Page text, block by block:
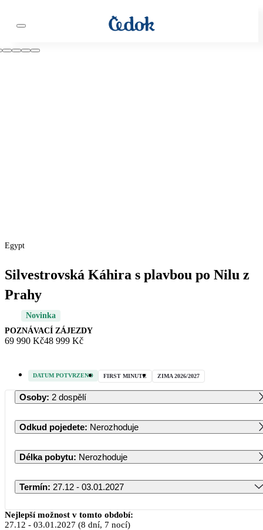
Egypt
Silvestrovská Káhira s plavbou po Nilu z
Prahy
Novinka
POZNÁVACÍ ZÁJEZDY
69 990 Kč48 999 Kč
DATUM POTVRZENO FIRST MINUTE ZIMA 2026/2027
Osoby: 2 dospělí
Odkud pojedete: Nerozhoduje
Délka pobytu: Nerozhoduje
Termín: 27.12 - 03.01.2027
Prosinec 2026
Nejlepší možnost v tomto období:
27.12 - 03.01.2027 (8 dní, 7 nocí)